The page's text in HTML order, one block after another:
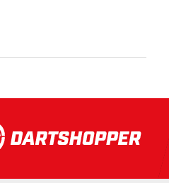
Envío gratisa partir